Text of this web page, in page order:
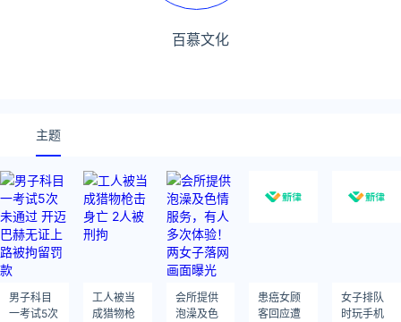
百慕文化
主题
男子科目
一考试5次
工人被当
成猎物枪
会所提供
泡澡及色
患癌女顾
客回应遭
女子排队
时玩手机